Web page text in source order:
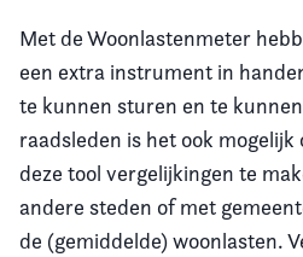
Met de Woonlastenmeter
een extra instrument in
te kunnen sturen en te
raadsleden is het ook
deze tool vergelijkingen te
andere steden of met
de (gemiddelde) woonlasten.